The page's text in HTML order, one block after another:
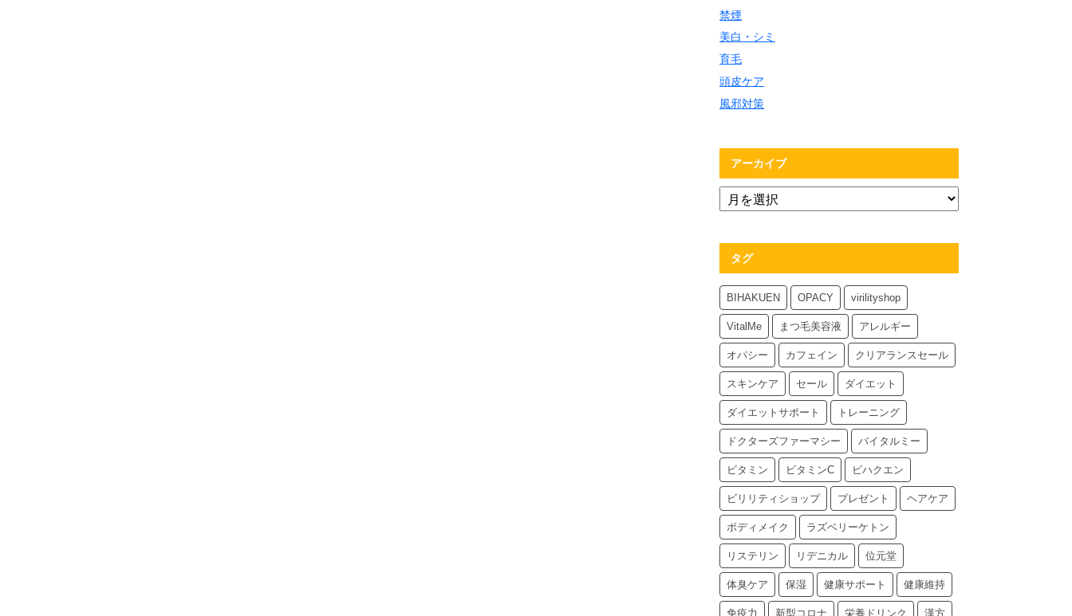
禁煙
美白・シミ
育毛
頭皮ケア
風邪対策
アーカイブ
タグ
BIHAKUEN OPACY virilityshop
VitalMe まつ毛美容液 アレルギー
オパシー カフェイン クリアランスセール
スキンケア セール ダイエット
ダイエットサポート トレーニング
ドクターズファーマシー バイタルミー
ビタミン ビタミンC ビハクエン
ビリリティショップ プレゼント ヘアケア
ボディメイク ラズベリーケトン
リステリン リデニカル 位元堂
体臭ケア 保湿 健康サポート 健康維持
免疫力 新型コロナ 栄養ドリンク 漢方